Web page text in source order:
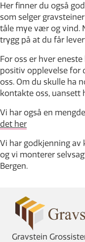
Her finner du også
som selger
tåle mye vær og vind.
trygg på at du får
For oss er hver
positiv opplevelse for
oss. Om du skulle ha
kontakte oss, uansett
Vi har også en
det her
Vi har godkjenning av
og vi monterer
Bergen.
Gravstein